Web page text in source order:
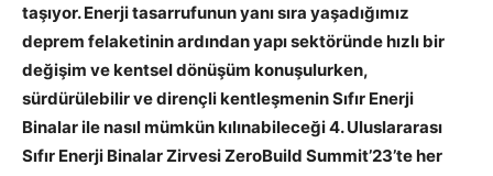
taşıyor. Enerji tasarrufunun yanı sıra yaşadığımız
deprem felaketinin ardından yapı sektöründe hızlı bir
değişim ve kentsel dönüşüm konuşulurken,
sürdürülebilir ve dirençli kentleşmenin Sıfır Enerji
Binalar ile nasıl mümkün kılınabileceği 4. Uluslararası
Sıfır Enerji Binalar Zirvesi ZeroBuild Summit’23’te her